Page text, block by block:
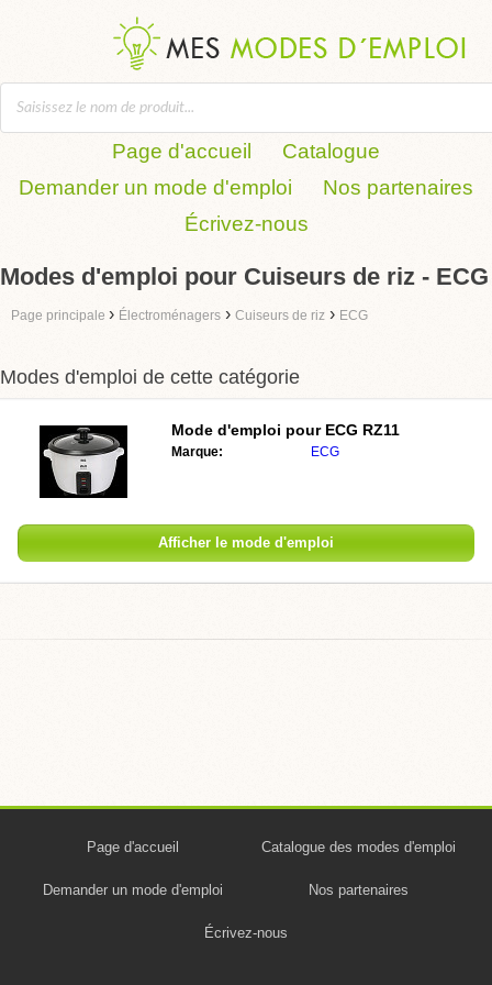
Page d'accueil
Catalogue
Demander un mode d'emploi
Nos partenaires
Écrivez-nous
Modes d'emploi pour Cuiseurs de riz - ECG
Page principale › Électroménagers › Cuiseurs de riz › ECG
Modes d'emploi de cette catégorie
Mode d'emploi pour ECG RZ11
Marque: ECG
Afficher le mode d'emploi
Page d'accueil Catalogue des modes d'emploi
Demander un mode d'emploi Nos partenaires
Écrivez-nous